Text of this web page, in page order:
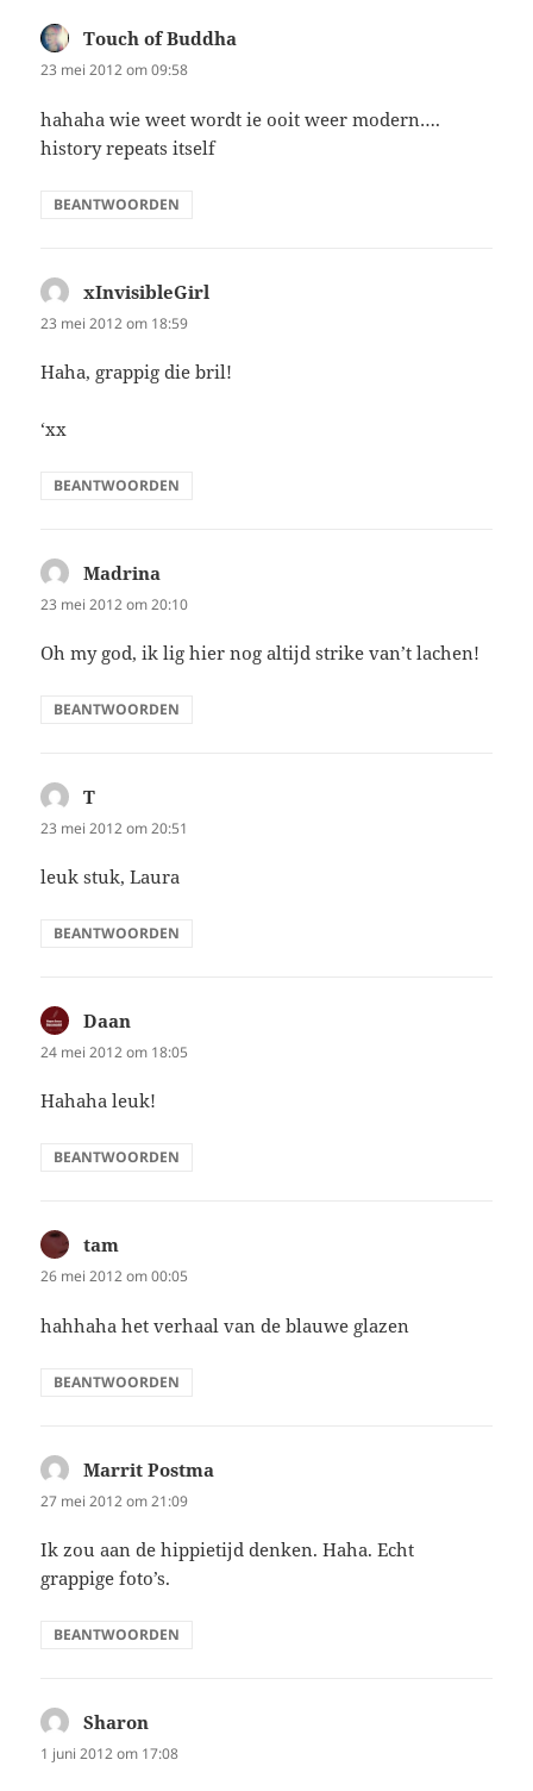
Touch of Buddha
23 mei 2012 om 09:58
hahaha wie weet wordt ie ooit weer modern….
history repeats itself
BEANTWOORDEN
xInvisibleGirl
23 mei 2012 om 18:59
Haha, grappig die bril!
‘xx
BEANTWOORDEN
Madrina
23 mei 2012 om 20:10
Oh my god, ik lig hier nog altijd strike van’t lachen!
BEANTWOORDEN
T
23 mei 2012 om 20:51
leuk stuk, Laura
BEANTWOORDEN
Daan
24 mei 2012 om 18:05
Hahaha leuk!
BEANTWOORDEN
tam
26 mei 2012 om 00:05
hahhaha het verhaal van de blauwe glazen
BEANTWOORDEN
Marrit Postma
27 mei 2012 om 21:09
Ik zou aan de hippietijd denken. Haha. Echt
grappige foto’s.
BEANTWOORDEN
Sharon
1 juni 2012 om 17:08